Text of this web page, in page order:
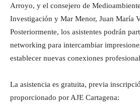
Arroyo, y el consejero de
Investigación y Mar Menor, Juan María
Posteriormente, los asistentes podrán
networking para intercambiar
establecer nuevas conexiones
La asistencia es gratuita, previa
proporcionado por AJE Cartagena: